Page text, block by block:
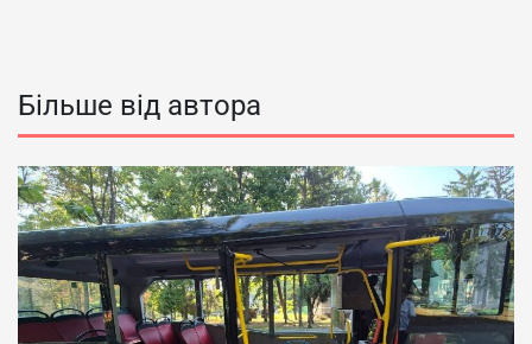
Більше від автора